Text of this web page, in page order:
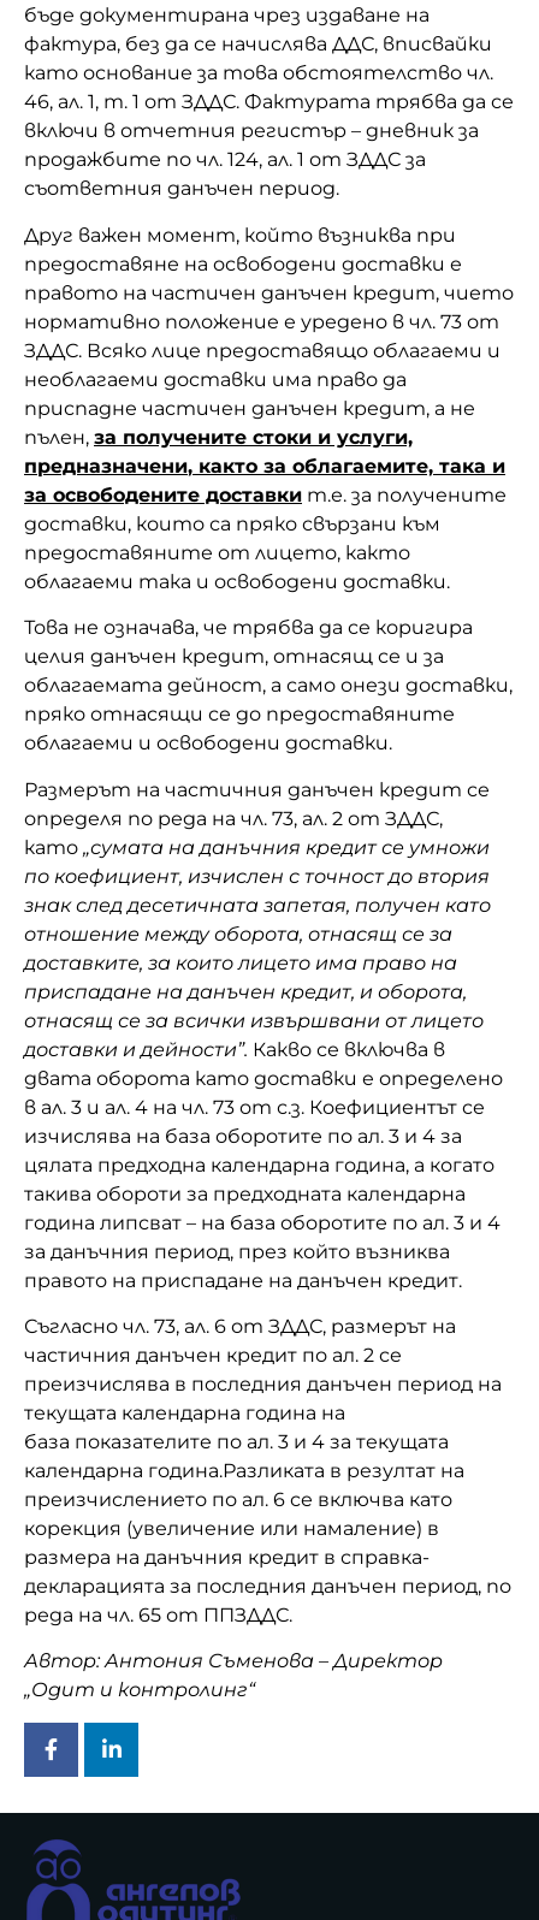
бъде документирана чрез издаване на
фактура, без да се начислява ДДС, вписвайки
като основание за това обстоятелство чл.
46, ал. 1, т. 1 от ЗДДС. Фактурата трябва да се
включи в отчетния регистър – дневник за
продажбите по чл. 124, ал. 1 от ЗДДС за
съответния данъчен период.
Друг важен момент, който възниква при
предоставяне на освободени доставки е
правото на частичен данъчен кредит, чието
нормативно положение е уредено в чл. 73 от
ЗДДС. Всяко лице предоставящо облагаеми и
необлагаеми доставки има право да
приспадне частичен данъчен кредит, а не
пълен, за получените стоки и услуги,
предназначени, както за облагаемите, така и
за освободените доставки т.е. за получените
доставки, които са пряко свързани към
предоставяните от лицето, както
облагаеми така и освободени доставки.
Това не означава, че трябва да се коригира
целия данъчен кредит, отнасящ се и за
облагаемата дейност, а само онези доставки,
пряко отнасящи се до предоставяните
облагаеми и освободени доставки.
Размерът на частичния данъчен кредит се
определя по реда на чл. 73, ал. 2 от ЗДДС,
като „сумата на данъчния кредит се умножи
по коефициент, изчислен с точност до втория
знак след десетичната запетая, получен като
отношение между оборота, отнасящ се за
доставките, за които лицето има право на
приспадане на данъчен кредит, и оборота,
отнасящ се за всички извършвани от лицето
доставки и дейности”. Какво се включва в
двата оборота като доставки е определено
в ал. 3 и ал. 4 на чл. 73 от с.з. Коефициентът се
изчислява на база оборотите по ал. 3 и 4 за
цялата предходна календарна година, а когато
такива обороти за предходната календарна
година липсват – на база оборотите по ал. 3 и 4
за данъчния период, през който възниква
правото на приспадане на данъчен кредит.
Съгласно чл. 73, ал. 6 от ЗДДС, размерът на
частичния данъчен кредит по ал. 2 се
преизчислява в последния данъчен период на
текущата календарна година на
база показателите по ал. 3 и 4 за текущата
календарна година.Разликата в резултат на
преизчислението по ал. 6 се включва като
корекция (увеличение или намаление) в
размера на данъчния кредит в справка-
декларацията за последния данъчен период, по
реда на чл. 65 от ППЗДДС.
Автор: Антония Съменова – Директор
„Одит и контролинг“